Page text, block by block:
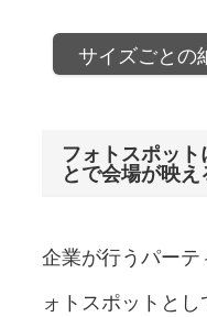
サイズごとの
フォトスポッ
とで会場が映え
企業が行うパー
ォトスポットと